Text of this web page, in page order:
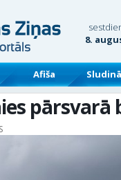
8.
Afiša
pārsvarā